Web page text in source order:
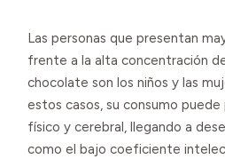
Las personas que presentan
frente a la alta concentración
chocolate son los niños y las
estos casos, su consumo
físico y cerebral, llegando a
como el bajo coeficiente